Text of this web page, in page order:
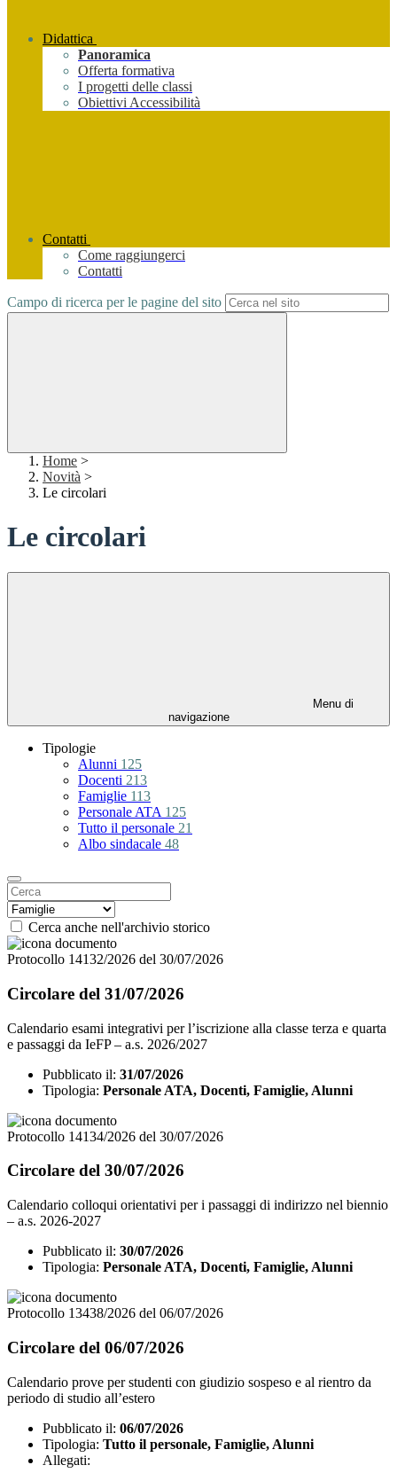
Didattica
Panoramica
Offerta formativa
I progetti delle classi
Obiettivi Accessibilità
Contatti
Come raggiungerci
Contatti
Campo di ricerca per le pagine del sito
Home >
Novità >
Le circolari
Le circolari
Menu di
navigazione
Tipologie
Alunni 125
Docenti 213
Famiglie 113
Personale ATA 125
Tutto il personale 21
Albo sindacale 48
Cerca anche nell'archivio storico
Protocollo 14132/2026 del 30/07/2026
Circolare del 31/07/2026
Calendario esami integrativi per l’iscrizione alla classe terza e quarta
e passaggi da IeFP – a.s. 2026/2027
Pubblicato il: 31/07/2026
Tipologia: Personale ATA, Docenti, Famiglie, Alunni
Protocollo 14134/2026 del 30/07/2026
Circolare del 30/07/2026
Calendario colloqui orientativi per i passaggi di indirizzo nel biennio
– a.s. 2026-2027
Pubblicato il: 30/07/2026
Tipologia: Personale ATA, Docenti, Famiglie, Alunni
Protocollo 13438/2026 del 06/07/2026
Circolare del 06/07/2026
Calendario prove per studenti con giudizio sospeso e al rientro da
periodo di studio all’estero
Pubblicato il: 06/07/2026
Tipologia: Tutto il personale, Famiglie, Alunni
Allegati: